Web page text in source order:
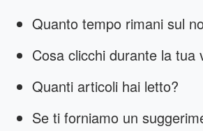
Quanto tempo rimani sul
Cosa clicchi durante la tua
Quanti articoli hai letto?
Se ti forniamo un